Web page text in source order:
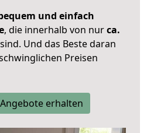
und einfach
, die innerhalb von nurca.
Und das Beste daran
Preisen
erhalten